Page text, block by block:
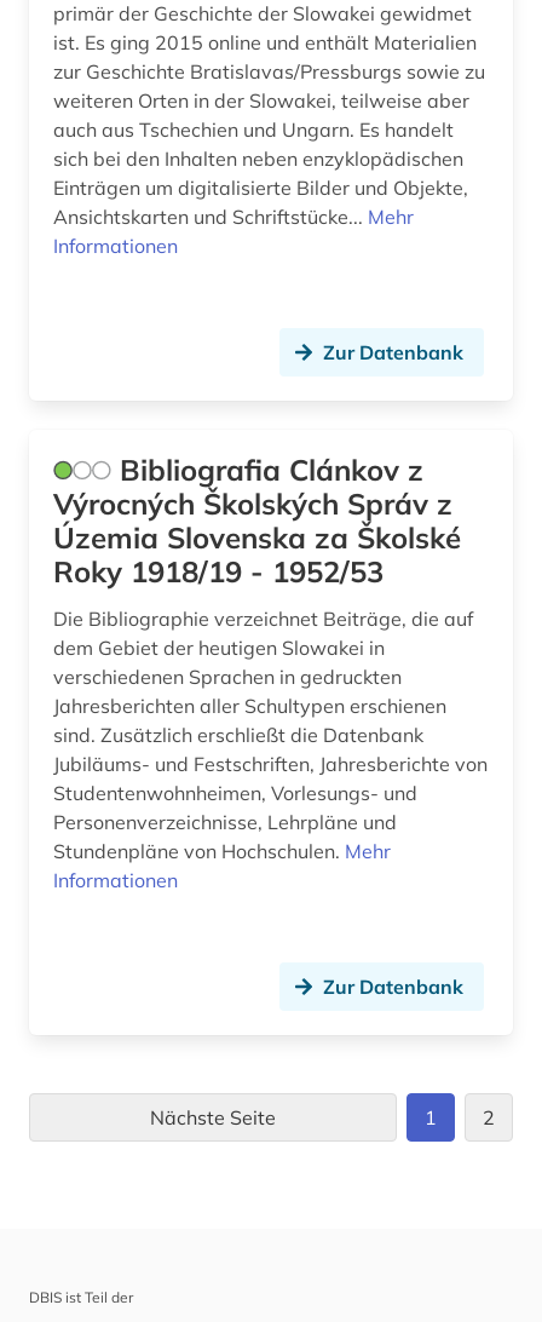
primär der Geschichte der Slowakei gewidmet
ist. Es ging 2015 online und enthält Materialien
zur Geschichte Bratislavas/Pressburgs sowie zu
weiteren Orten in der Slowakei, teilweise aber
auch aus Tschechien und Ungarn. Es handelt
sich bei den Inhalten neben enzyklopädischen
Einträgen um digitalisierte Bilder und Objekte,
Ansichtskarten und Schriftstücke... Mehr
Informationen
Zur Datenbank
Bibliografia Clánkov z
Výrocných Školských Správ z
Územia Slovenska za Školské
Roky 1918/19 - 1952/53
Die Bibliographie verzeichnet Beiträge, die auf
dem Gebiet der heutigen Slowakei in
verschiedenen Sprachen in gedruckten
Jahresberichten aller Schultypen erschienen
sind. Zusätzlich erschließt die Datenbank
Jubiläums- und Festschriften, Jahresberichte von
Studentenwohnheimen, Vorlesungs- und
Personenverzeichnisse, Lehrpläne und
Stundenpläne von Hochschulen. Mehr
Informationen
Zur Datenbank
Nächste Seite 1 2
DBIS ist Teil der